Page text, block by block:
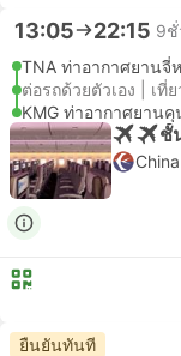
13:05 22:15 9ชั่
TNA ท่าอากาศยานจี่
ต่อรถด้วยตัวเอง | เที่
KMG ท่าอากาศยานคุ
ชั้
ยืนยันทันที